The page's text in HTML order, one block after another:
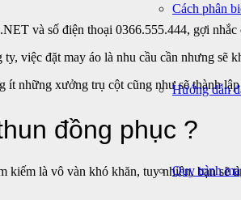
Cách phân
Hướng dẫn
Quy trình
và số điện thoại 0366.555.444, gợi nhắc
việc đặt may áo là nhu cầu cần nhưng sẽ
những xưởng trụ cột cũng như sẽ thành
đồng phục ?
kiếm là vô vàn khó khăn, tuy nhiên, bạn sẽ